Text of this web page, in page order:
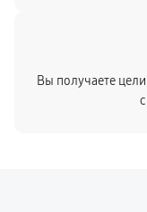
Вы получаете